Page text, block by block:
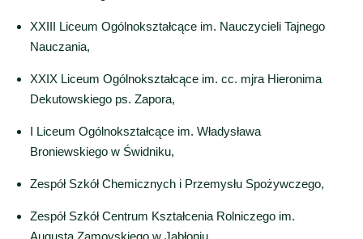
XXIII Liceum Ogólnokształcące im. Nauczycieli Tajnego
Nauczania,
XXIX Liceum Ogólnokształcące im. cc. mjra Hieronima
Dekutowskiego ps. Zapora,
I Liceum Ogólnokształcące im. Władysława
Broniewskiego w Świdniku,
Zespół Szkół Chemicznych i Przemysłu Spożywczego,
Zespół Szkół Centrum Kształcenia Rolniczego im.
Augusta Zamoyskiego w Jabłoniu.